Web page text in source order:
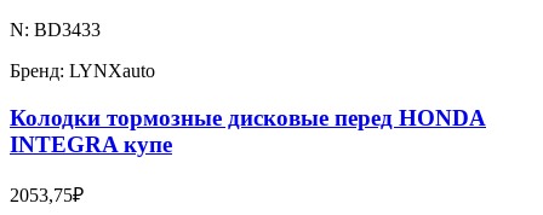
N: BD3433
Бренд: LYNXauto
Колодки тормозные дисковые перед HONDA
INTEGRA купе
2053,75₽